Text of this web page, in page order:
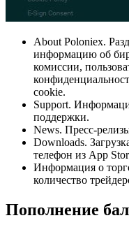
About Poloniex.
информацию об
комиссии,
cookie.
Support.
поддержки.
News. Пресс-
Downloads.
телефон из App
Информация о
количество
Пополнение